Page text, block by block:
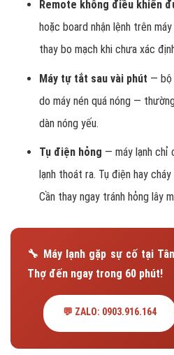
Remote không điều khiển
hoặc board nhận lệnh trên
thay bo mạch khi chưa xác
Máy tự tắt sau vài phút — bộ
do máy nén quá nóng —
dàn nóng yếu.
Tụ điện hỏng — máy lạnh chỉ
lạnh thoát ra. Tụ điện hay
Cần thay ngay tránh hỏng lây
🔧 Máy lạnh gặp sự cố tại
Thợ đến ngay trong 60 phút!
💬 ZALO: 0903.916.164